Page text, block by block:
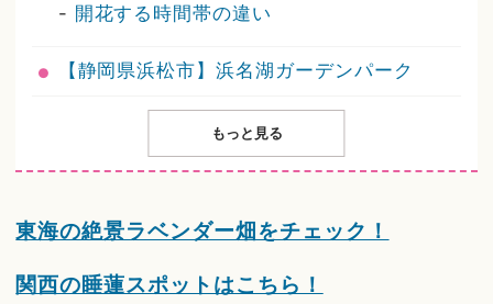
- 開花する時間帯の違い
【静岡県浜松市】浜名湖ガーデンパーク
もっと見る
東海の絶景ラベンダー畑をチェック！
関西の睡蓮スポットはこちら！